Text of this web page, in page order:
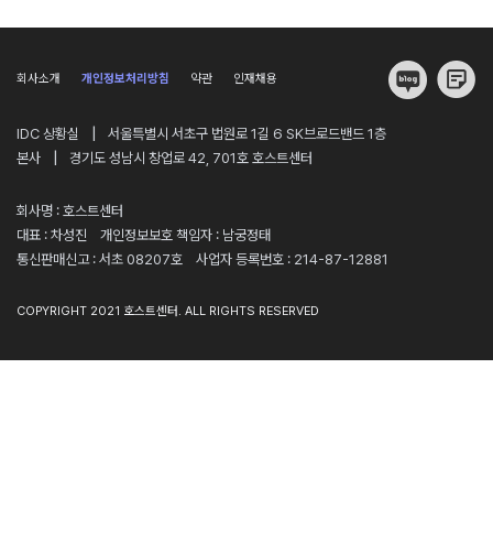
회사소개 개인정보처리방침 약관 인재채용
IDC 상황실
서울특별시 서초구 법원로 1길 6 SK브로드밴드 1층
본사
경기도 성남시 창업로 42, 701호 호스트센터
회사명 : 호스트센터
대표 : 차성진
개인정보보호 책임자 : 남궁정태
통신판매신고 : 서초 08207호
사업자 등록번호 : 214-87-12881
COPYRIGHT 2021 호스트센터. ALL RIGHTS RESERVED